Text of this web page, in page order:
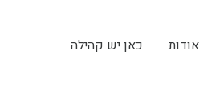
אודות כאן יש קהילה